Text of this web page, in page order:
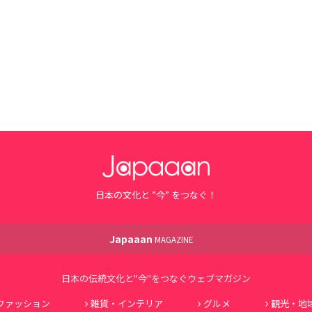
日本の文化と ”今” をつなぐ！
Japaaan MAGAZINE
日本の伝統文化と"今"をつなぐウェブマガジン
ァッション 雑貨・インテリア グルメ 観光・地